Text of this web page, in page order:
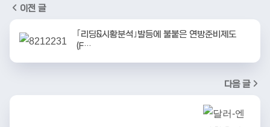
이전 글
｢리딩&시황분석｣발등에 불붙은 연방준비제도
(F…
다음 글